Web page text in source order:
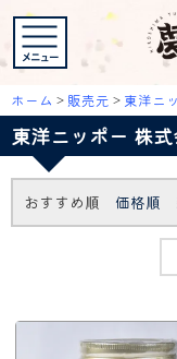
ホーム > 販売元 > 東洋ニ
東洋ニッポー 株
おすすめ順 価格順